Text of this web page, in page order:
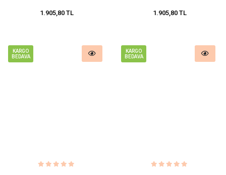
1.905,80 TL 1.905,80 TL
KARGO
BEDAVA
KARGO
BEDAVA